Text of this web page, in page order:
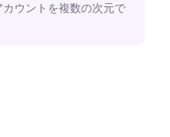
ウントを複数の次元で